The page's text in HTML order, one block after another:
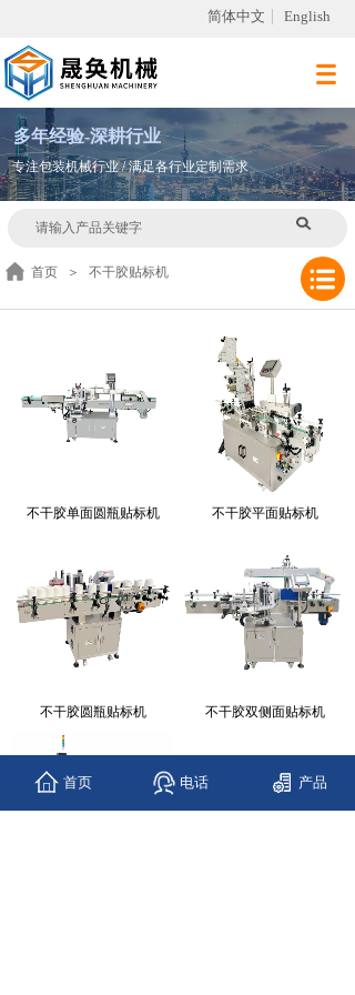
简体中文 English
多年经验-深耕行业
专注包装机械行业 / 满足各行业定制需求
首页 ＞ 不干胶贴标机
不干胶单面圆瓶贴标机 不干胶平面贴标机
不干胶圆瓶贴标机 不干胶双侧面贴标机
首页 电话 产品